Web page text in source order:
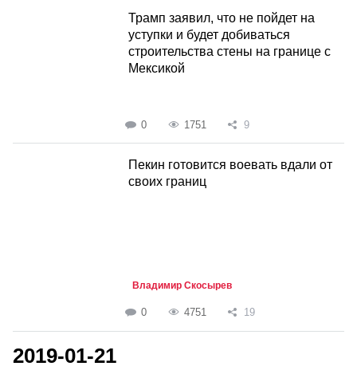
Трамп заявил, что не пойдет на
уступки и будет добиваться
строительства стены на границе с
Мексикой
0 1751 9
Пекин готовится воевать вдали от
своих границ
Владимир Скосырев
0 4751 19
2019-01-21